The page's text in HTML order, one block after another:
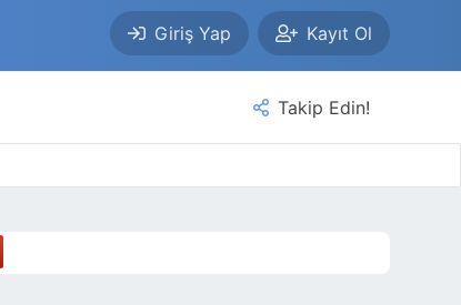
Giriş Yap Kayıt Ol
Takip Edin!